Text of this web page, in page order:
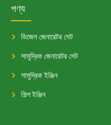
পণ্য
ডিজেল জেনারেটর সেট
সামুদ্রিক জেনারেটর সেট
সামুদ্রিক ইঞ্জিন
শিল্প ইঞ্জিন